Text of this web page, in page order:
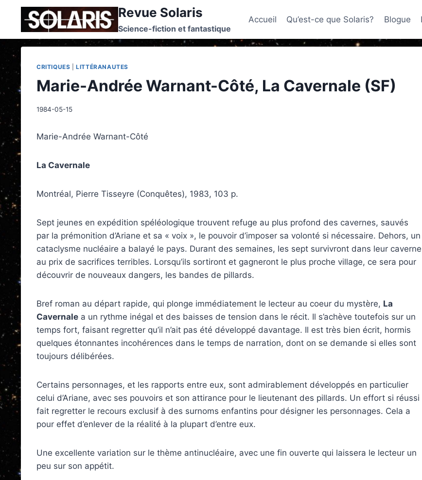
content
Revue Solaris
Science-fiction et fantastique
Accueil Qu’est-ce que Solaris? Blogue
CRITIQUES |LITTÉRANAUTES
Marie-Andrée Warnant-Côté, La Cavernale (SF)
1984-05-15
Marie-Andrée Warnant-Côté
La Cavernale
Montréal, Pierre Tisseyre (Conquêtes), 1983, 103 p.
Sept jeunes en expédition spéléologique trouvent refuge au plus profond des cavernes, sauvés
par la prémonition d’Ariane et sa « voix », le pouvoir d’imposer sa volonté si nécessaire. Dehors, un
cataclysme nucléaire a balayé le pays. Durant des semaines, les sept survivront dans leur caverne
au prix de sacrifices terribles. Lorsqu’ils sortiront et gagneront le plus proche village, ce sera pour
découvrir de nouveaux dangers, les bandes de pillards.
Bref roman au départ rapide, qui plonge immédiatement le lecteur au coeur du mystère, La
Cavernale a un rythme inégal et des baisses de tension dans le récit. Il s’achève toutefois sur un
temps fort, faisant regretter qu’il n’ait pas été développé davantage. Il est très bien écrit, hormis
quelques étonnantes incohérences dans le temps de narration, dont on se demande si elles sont
toujours délibérées.
Certains personnages, et les rapports entre eux, sont admirablement développés en particulier
celui d’Ariane, avec ses pouvoirs et son attirance pour le lieutenant des pillards. Un effort si réussi
fait regretter le recours exclusif à des surnoms enfantins pour désigner les personnages. Cela a
pour effet d’enlever de la réalité à la plupart d’entre eux.
Une excellente variation sur le thème antinucléaire, avec une fin ouverte qui laissera le lecteur un
peu sur son appétit.